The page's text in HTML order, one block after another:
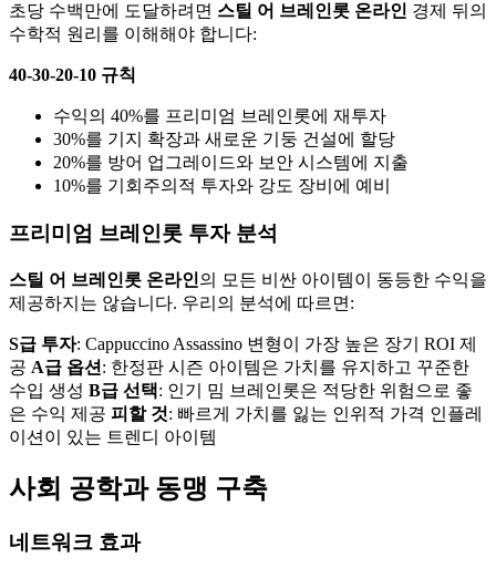
초당 수백만에 도달하려면 스틸 어 브레인롯 온라인 경제 뒤의
수학적 원리를 이해해야 합니다:
40-30-20-10 규칙
수익의 40%를 프리미엄 브레인롯에 재투자
30%를 기지 확장과 새로운 기둥 건설에 할당
20%를 방어 업그레이드와 보안 시스템에 지출
10%를 기회주의적 투자와 강도 장비에 예비
프리미엄 브레인롯 투자 분석
스틸 어 브레인롯 온라인의 모든 비싼 아이템이 동등한 수익을
제공하지는 않습니다. 우리의 분석에 따르면:
S급 투자: Cappuccino Assassino 변형이 가장 높은 장기 ROI 제
공 A급 옵션 : 한정판 시즌 아이템은 가치를 유지하고 꾸준한
수입 생성 B급 선택: 인기 밈 브레인롯은 적당한 위험으로 좋
은 수익 제공 피할 것: 빠르게 가치를 잃는 인위적 가격 인플레
이션이 있는 트렌디 아이템
사회 공학과 동맹 구축
네트워크 효과